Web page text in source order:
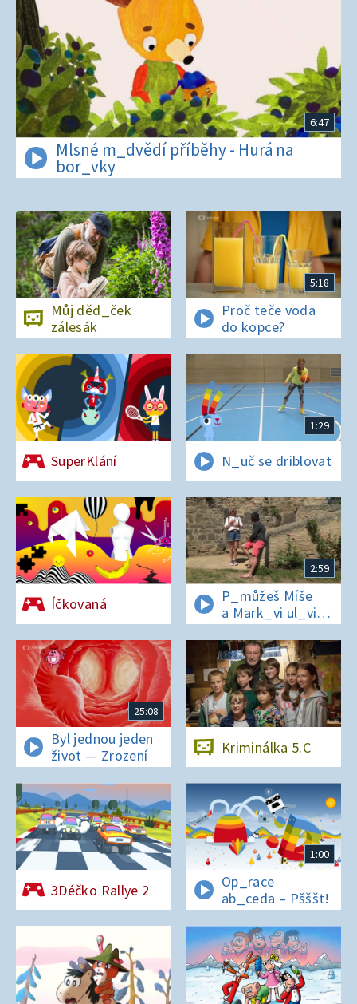
6:47
Mlsné m_dvědí příběhy - Hurá na
bor_vky
Můj děd_ček
zálesák
5:18
Proč teče voda
do kopce?
SuperKlání
1:29
N_uč se driblovat
Íčkovaná
2:59
P_můžeš Míše
a Mark_vi ul_vit
hesl_ na zámku
v Nelahezevsi?
25:08
Byl jednou jeden
život — Zrození
Kriminálka 5.C
3Déčko Rallye 2
1:00
Op_race
ab_ceda – Pšššt!